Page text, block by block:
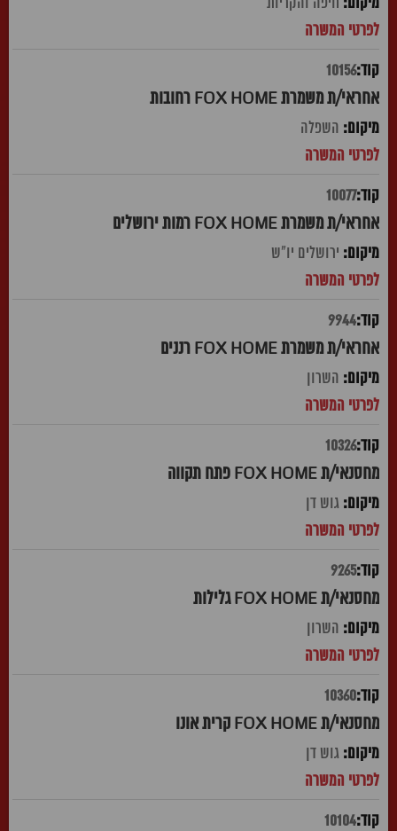
10156
אחראי/ת משמרת FOX HOME רחובות
השפלה
10077
אחראי/ת משמרת FOX HOME רמות ירושלים
ירושלים יו"ש
9944
אחראי/ת משמרת FOX HOME רננים
השרון
10326
מחסנאי/ת FOX HOME פתח תקווה
גוש דן
9265
מחסנאי/ת FOX HOME גלילות
השרון
10360
מחסנאי/ת FOX HOME קרית אונו
גוש דן
10104